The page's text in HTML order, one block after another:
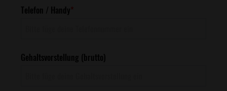
Telefon / Handy*
Gehaltsvorstellung (brutto)